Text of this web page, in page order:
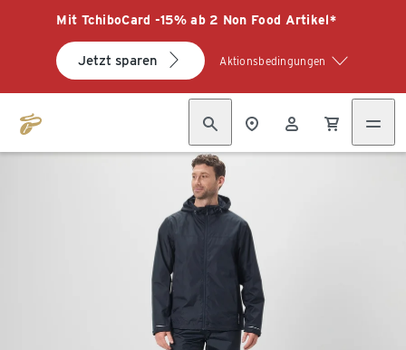
Mit TchiboCard -15% ab 2 Non Food Artikel*
Jetzt sparen Aktionsbedingungen